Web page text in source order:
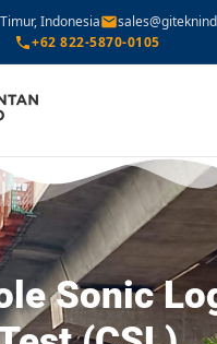
Indonesia
+62 822-5870-0105
Sonic